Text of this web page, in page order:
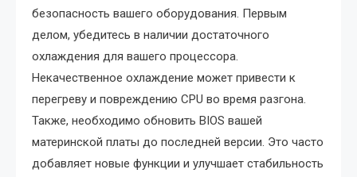
безопасность вашего оборудования. Первым
делом, убедитесь в наличии достаточного
охлаждения для вашего процессора.
Некачественное охлаждение может привести к
перегреву и повреждению CPU во время разгона.
Также, необходимо обновить BIOS вашей
материнской платы до последней версии. Это часто
добавляет новые функции и улучшает стабильность